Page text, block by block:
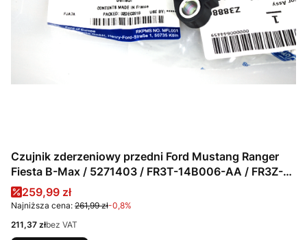
Czujnik zderzeniowy przedni Ford Mustang Ranger
Fiesta B-Max / 5271403 / FR3T-14B006-AA / FR3Z-
14B004-A
Cena promocyjna
259,99 zł
Najniższa cena: 261,99 zł-0,8%
Cena
211,37 złbez VAT